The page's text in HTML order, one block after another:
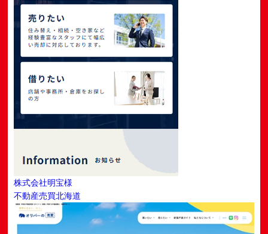
株式会社明宝様
不動産売買北海道